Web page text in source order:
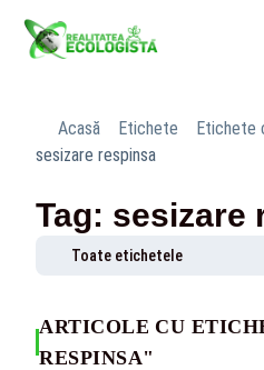
Acasă Etichete
Etichete
sesizare respinsa
Tag: sesizare
Toate etichetele
ARTICOLE CU
RESPINSA"